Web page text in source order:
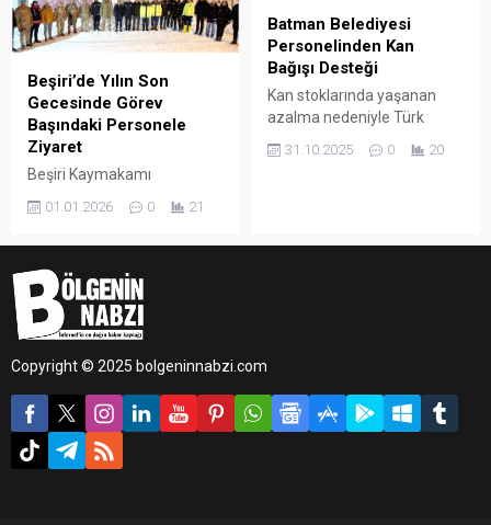
Beşiri’de Yılın Son
Gecesinde Görev
Başındaki Personele
Ziyaret
Beşiri Kaymakamı
son gecesinde görevleri
ve İlçe Özel İdare
personelini ziyaret ederek
yeni yıl öncesinde moral
01.01.2026 0 21
Batman Belediyesi
Personelinden Kan
Bağışı Desteği
Kan stoklarında yaşanan
azalma nedeniyle Türk
genelinde başlatılan
Valiliği öncülüğünde kent
31.10.2025 0 20
Copyright © 2025 bolgeninnabzi.com